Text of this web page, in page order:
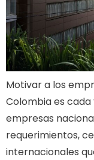
Motivar a los
Colombia es
empresas
requerimientos,
internacionales